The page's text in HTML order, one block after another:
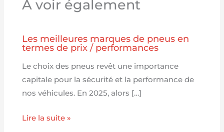
A voir également
Les meilleures marques de pneus en
termes de prix / performances
Le choix des pneus revêt une importance
capitale pour la sécurité et la performance de
nos véhicules. En 2025, alors […]
Lire la suite »